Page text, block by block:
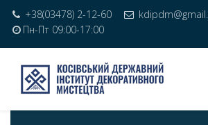
+38(03478) 2-12-60
Пн-Пт 09:00-17:00